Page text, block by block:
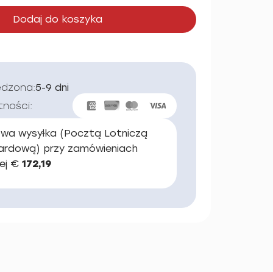
Dodaj do koszyka
5-9 dni
wysyłka (Pocztą Lotniczą
przy zamówieniach
€ 172,19